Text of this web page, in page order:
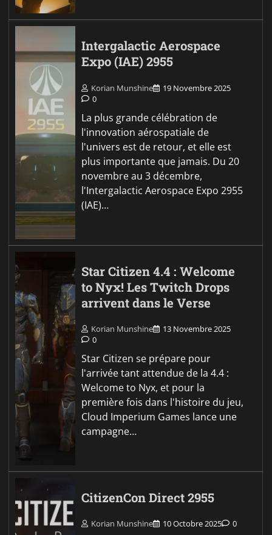
Intergalactic Aerospace
Expo (IAE) 2955
Korian Munshine
19 Novembre 2025
0
La plus grande célébration de
l'innovation aérospatiale de
l'univers est de retour, et elle est
plus importante que jamais. Du 20
novembre au 3 décembre,
l'Intergalactic Aerospace Expo 2955
(IAE)…
Star Citizen 4.4 : Welcome
to Nyx! Les Twitch Drops
arrivent dans le Verse
Korian Munshine
13 Novembre 2025
0
Star Citizen se prépare pour
l'arrivée tant attendue de la 4.4 :
Welcome to Nyx, et pour la
première fois dans l'histoire du jeu,
Cloud Imperium Games lance une
campagne…
CitizenCon Direct 2955
Korian Munshine 10 Octobre 2025 0